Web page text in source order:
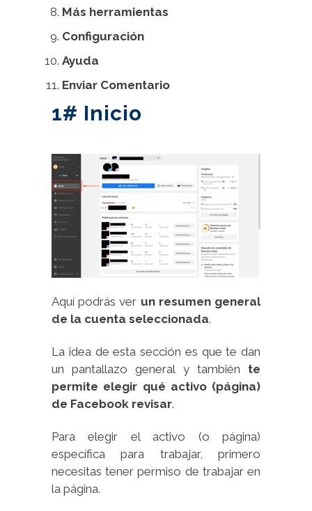
Más herramientas
Configuración
Ayuda
Enviar Comentario
1# Inicio
Aquí podrás ver un resumen general
de la cuenta seleccionada.
La idea de esta sección es que te dan
un pantallazo general y también te
permite elegir qué activo (página)
de Facebook revisar.
Para elegir el activo (o página)
específica para trabajar, primero
necesitas tener permiso de trabajar en
la página.